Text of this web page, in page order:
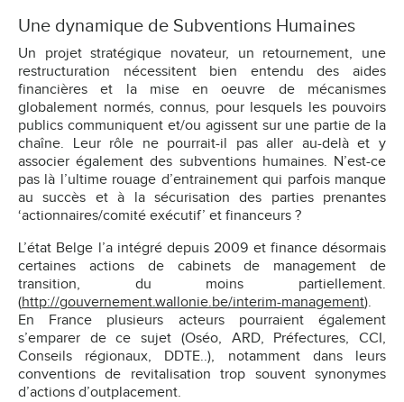
Une dynamique de Subventions Humaines
Un projet stratégique novateur, un retournement, une
restructuration nécessitent bien entendu des aides
financières et la mise en oeuvre de mécanismes
globalement normés, connus, pour lesquels les pouvoirs
publics communiquent et/ou agissent sur une partie de la
chaîne. Leur rôle ne pourrait-il pas aller au-delà et y
associer également des subventions humaines. N’est-ce
pas là l’ultime rouage d’entrainement qui parfois manque
au succès et à la sécurisation des parties prenantes
‘actionnaires/comité exécutif’ et financeurs ?
L’état Belge l’a intégré depuis 2009 et finance désormais
certaines actions de cabinets de management de
transition, du moins partiellement.
(http://gouvernement.wallonie.be/interim-management).
En France plusieurs acteurs pourraient également
s’emparer de ce sujet (Oséo, ARD, Préfectures, CCI,
Conseils régionaux, DDTE..), notamment dans leurs
conventions de revitalisation trop souvent synonymes
d’actions d’outplacement.